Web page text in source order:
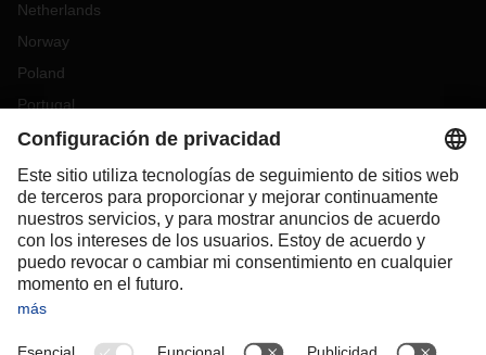
Netherlands
Norway
Poland
Portugal
Romania
Slovakia
Spain
Sweden
Switzerland(DE FR)
Turkey
OCEANIA